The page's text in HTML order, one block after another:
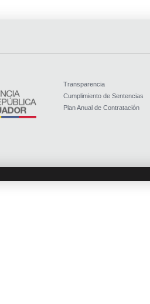
Transparencia
Cumplimiento de Sentencias
Plan Anual de Contratación